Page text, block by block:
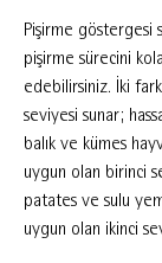
yıkanabilir
üstün
dahil tüm
Pişirme göstergesi
pişirme sürecini
edebilirsiniz. İki
seviyesi sunar;
balık ve kümes
uygun olan birinci
patates ve sulu
uygun olan ikinci